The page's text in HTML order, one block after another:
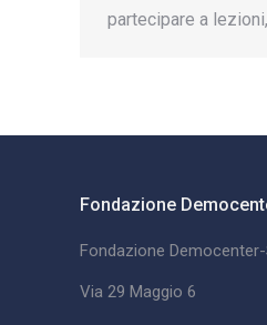
partecipare a
Fondazione
Fondazione Democenter-
Via 29 Maggio 6